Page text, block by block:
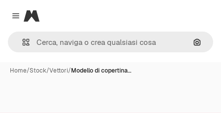
Close menu
Magnific
Cerca
Home/Stock/Vettori/Modello di copertina…